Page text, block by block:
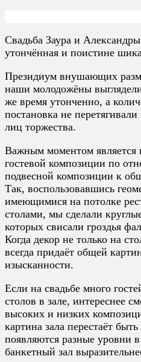
Свадьба Заура и
утончённая и поистине
Президиум внушающих
наши молодожёны
же время утонченно, а
постановка не
лиц торжества.
Важным моментом является
гостевой композиции по
подвесной композиции к
Так, воспользовавшись
имеющимися на потолке
столами, мы сделали
которых свисали гроздья
Когда декор не только на
всегда придаёт общей
изысканности.
Если на свадьбе много
столов в зале, интереснее
высоких и низких
картина зала перестаёт
появляются разные уровни
банкетный зал